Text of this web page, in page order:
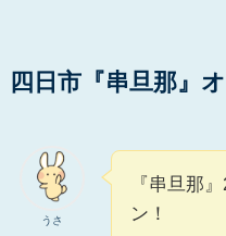
四日市『串旦那』
うさ
『串旦那
ン！